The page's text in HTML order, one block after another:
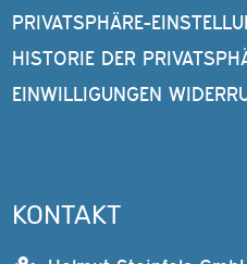
PRIVATSPHÄRE-
HISTORIE DER
EINWILLIGUNGEN
KONTAKT